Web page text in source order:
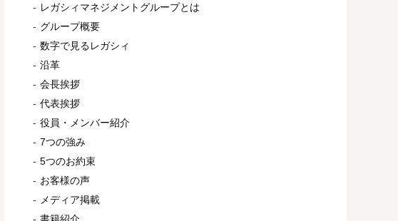
レガシィマネジメントグループとは
グループ概要
数字で見るレガシィ
沿革
会長挨拶
代表挨拶
役員・メンバー紹介
7つの強み
5つのお約束
お客様の声
メディア掲載